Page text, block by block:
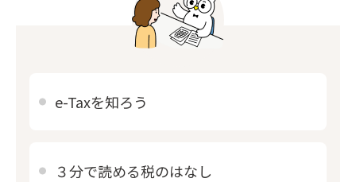
e-Taxを知ろう
３分で読める税のはなし